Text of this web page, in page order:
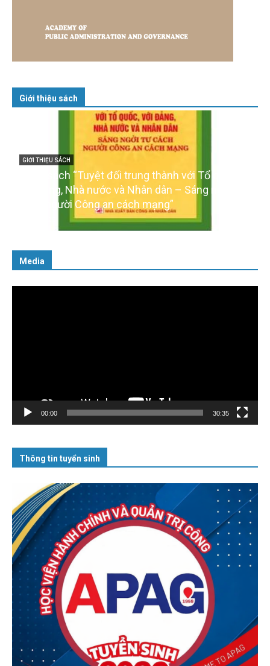
Giới thiệu sách
GIỚI THIỆU SÁCH
Ra mắt ba cuốn sách ảnh chào mừng Đại hội XIV
của Đảng
Media
00:00 30:35
Thông tin tuyển sinh